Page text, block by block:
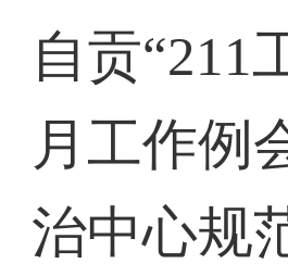
自贡“211
月工作例
治中心规